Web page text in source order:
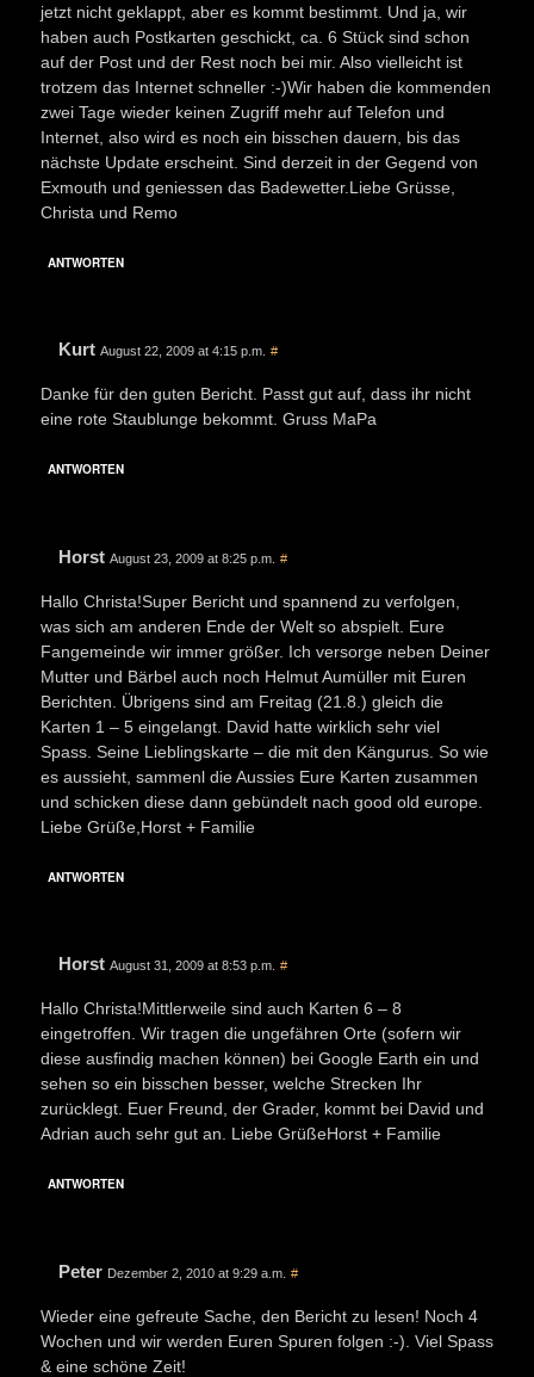
jetzt nicht geklappt, aber es kommt bestimmt. Und ja, wir
haben auch Postkarten geschickt, ca. 6 Stück sind schon
auf der Post und der Rest noch bei mir. Also vielleicht ist
trotzem das Internet schneller :-)Wir haben die kommenden
zwei Tage wieder keinen Zugriff mehr auf Telefon und
Internet, also wird es noch ein bisschen dauern, bis das
nächste Update erscheint. Sind derzeit in der Gegend von
Exmouth und geniessen das Badewetter.Liebe Grüsse,
Christa und Remo
ANTWORTEN
Kurt August 22, 2009 at 4:15 p.m. #
Danke für den guten Bericht. Passt gut auf, dass ihr nicht
eine rote Staublunge bekommt. Gruss MaPa
ANTWORTEN
Horst August 23, 2009 at 8:25 p.m. #
Hallo Christa!Super Bericht und spannend zu verfolgen,
was sich am anderen Ende der Welt so abspielt. Eure
Fangemeinde wir immer größer. Ich versorge neben Deiner
Mutter und Bärbel auch noch Helmut Aumüller mit Euren
Berichten. Übrigens sind am Freitag (21.8.) gleich die
Karten 1 – 5 eingelangt. David hatte wirklich sehr viel
Spass. Seine Lieblingskarte – die mit den Kängurus. So wie
es aussieht, sammenl die Aussies Eure Karten zusammen
und schicken diese dann gebündelt nach good old europe.
Liebe Grüße,Horst + Familie
ANTWORTEN
Horst August 31, 2009 at 8:53 p.m. #
Hallo Christa!Mittlerweile sind auch Karten 6 – 8
eingetroffen. Wir tragen die ungefähren Orte (sofern wir
diese ausfindig machen können) bei Google Earth ein und
sehen so ein bisschen besser, welche Strecken Ihr
zurücklegt. Euer Freund, der Grader, kommt bei David und
Adrian auch sehr gut an. Liebe GrüßeHorst + Familie
ANTWORTEN
Peter Dezember 2, 2010 at 9:29 a.m. #
Wieder eine gefreute Sache, den Bericht zu lesen! Noch 4
Wochen und wir werden Euren Spuren folgen :-). Viel Spass
& eine schöne Zeit!